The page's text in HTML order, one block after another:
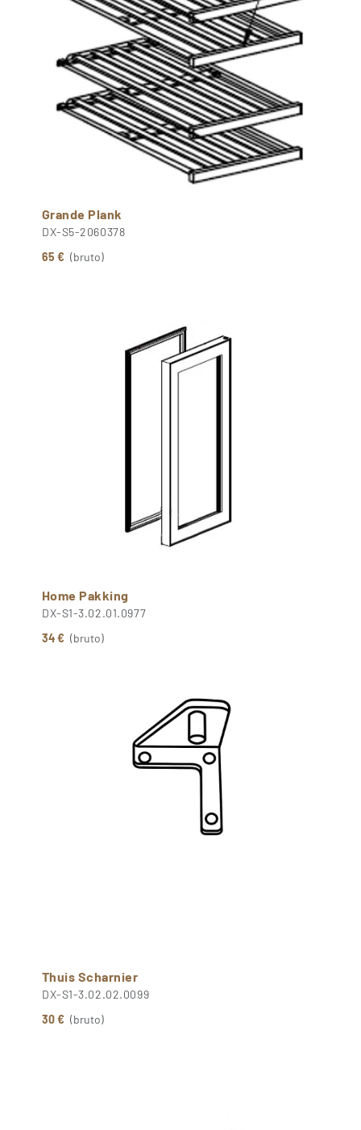
Grande Plank
DX-S5-2060378
65 € (bruto)
Home Pakking
DX-S1-3.02.01.0977
34 € (bruto)
Thuis Scharnier
DX-S1-3.02.02.0099
30 € (bruto)